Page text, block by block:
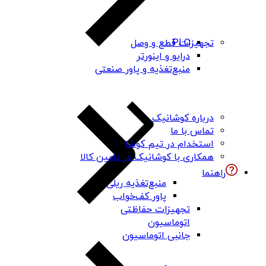
PLC
درایو و اینورتر
منبع‌تغذیه و پاور صنعتی
منبع‌تغذیه ریلی
پاور کف‌خواب
تجهیزات حفاظتی
اتوماسیون
جانبی اتوماسیون
تجهیزات قطع و وصل
درباره کوشانیک
تماس با ما
استخدام در تیم کوشا
همکاری با کوشانیک در تامین کالا
راهنما